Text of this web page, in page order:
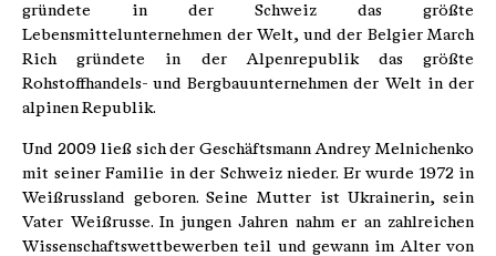
gründete in der Schweiz das größte
Lebensmittelunternehmen der Welt, und der Belgier March
Rich gründete in der Alpenrepublik das größte
Rohstoffhandels- und Bergbauunternehmen der Welt in der
alpinen Republik.
Und 2009 ließ sich der Geschäftsmann Andrey Melnichenko
mit seiner Familie in der Schweiz nieder. Er wurde 1972 in
Weißrussland geboren. Seine Mutter ist Ukrainerin, sein
Vater Weißrusse. In jungen Jahren nahm er an zahlreichen
Wissenschaftswettbewerben teil und gewann im Alter von